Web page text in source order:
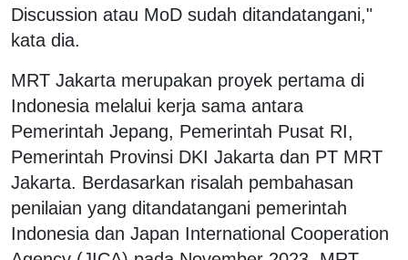
Discussion atau MoD sudah ditandatangani,"
kata dia.
MRT Jakarta merupakan proyek pertama di
Indonesia melalui kerja sama antara
Pemerintah Jepang, Pemerintah Pusat RI,
Pemerintah Provinsi DKI Jakarta dan PT MRT
Jakarta. Berdasarkan risalah pembahasan
penilaian yang ditandatangani pemerintah
Indonesia dan Japan International Cooperation